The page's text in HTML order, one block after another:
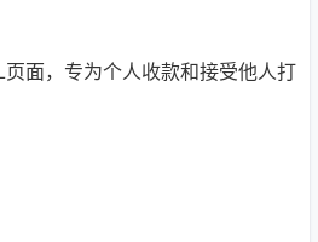
面，专为个人收款和接受他人打